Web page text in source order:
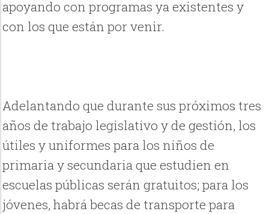
apoyando con programas ya existentes y
con los que están por venir.
Adelantando que durante sus próximos tres
años de trabajo legislativo y de gestión, los
útiles y uniformes para los niños de
primaria y secundaria que estudien en
escuelas públicas serán gratuitos; para los
jóvenes, habrá becas de transporte para